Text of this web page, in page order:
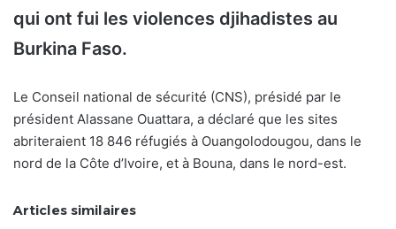
qui ont fui les violences djihadistes au
Burkina Faso.
Le Conseil national de sécurité (CNS), présidé par le
président Alassane Ouattara, a déclaré que les sites
abriteraient 18 846 réfugiés à Ouangolodougou, dans le
nord de la Côte d’Ivoire, et à Bouna, dans le nord-est.
Articles similaires